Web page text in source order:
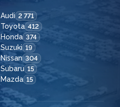
Audi 2 771
Toyota 412
Honda 374
Suzuki 19
Nissan 304
Subaru 15
Mazda 15